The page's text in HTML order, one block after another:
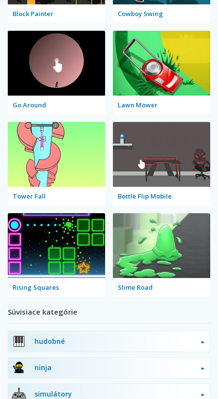
Block Painter Cowboy Swing
Go Around Lawn Mower
Tower Fall Bottle Flip Mobile
Rising Squares Slime Road
Súvisiace kategórie
hudobné
ninja
simulátory